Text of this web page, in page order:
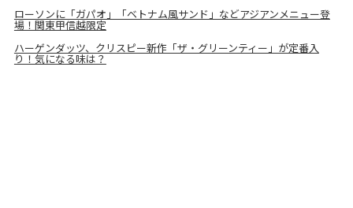
ローソンに「ガパオ」「ベトナム風サンド」などアジアンメニュー登
場！関東甲信越限定
ハーゲンダッツ、クリスピー新作「ザ・グリーンティー」が定番入
り！気になる味は？